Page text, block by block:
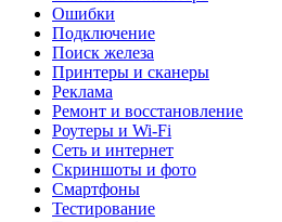
Ошибки
Подключение
Поиск железа
Принтеры и сканеры
Реклама
Ремонт и восстановление
Роутеры и Wi-Fi
Сеть и интернет
Скриншоты и фото
Смартфоны
Тестирование